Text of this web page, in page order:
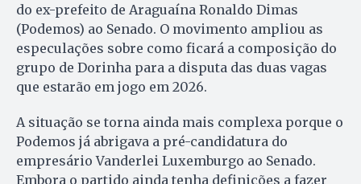
do ex-prefeito de Araguaína Ronaldo Dimas
(Podemos) ao Senado. O movimento ampliou as
especulações sobre como ficará a composição do
grupo de Dorinha para a disputa das duas vagas
que estarão em jogo em 2026.
A situação se torna ainda mais complexa porque o
Podemos já abrigava a pré-candidatura do
empresário Vanderlei Luxemburgo ao Senado.
Embora o partido ainda tenha definições a fazer